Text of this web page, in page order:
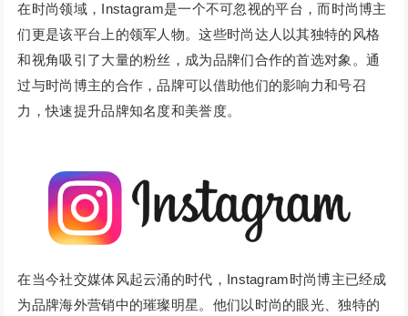
在时尚领域，Instagram是一个不可忽视的平台，而时尚博主
们更是该平台上的领军人物。这些时尚达人以其独特的风格
和视角吸引了大量的粉丝，成为品牌们合作的首选对象。通
过与时尚博主的合作，品牌可以借助他们的影响力和号召
力，快速提升品牌知名度和美誉度。
在当今社交媒体风起云涌的时代，Instagram时尚博主已经成
为品牌海外营销中的璀璨明星。他们以时尚的眼光、独特的